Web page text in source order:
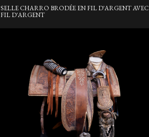
SELLE CHARRO BRODÉE EN FIL D'ARGENT AVEC
FIL D'ARGENT